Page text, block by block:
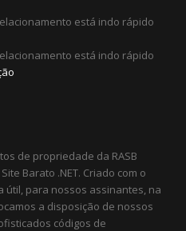
está indo rápido
está indo rápido
de propriedade da RASB
Barato .NET. Criado com o
para nossos assinantes, na
a disposição de nossos
códigos de